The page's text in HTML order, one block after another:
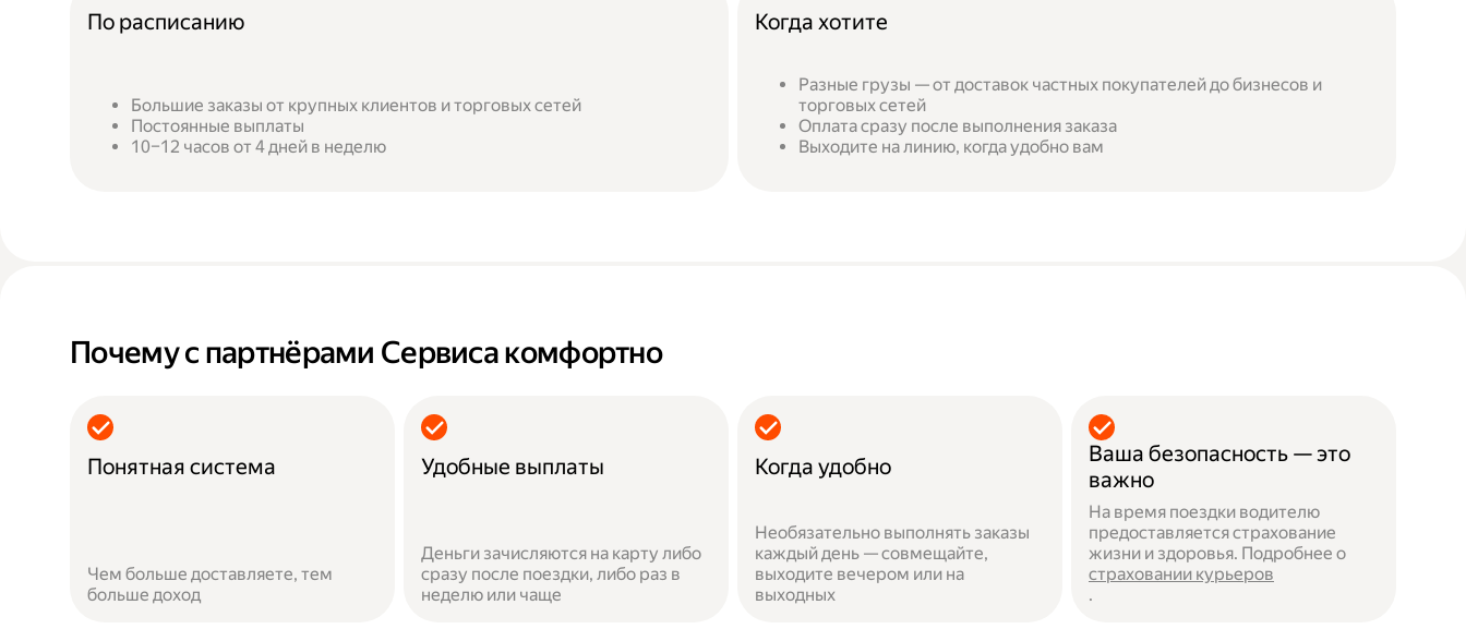
По расписанию
Большие заказы от крупных клиентов и торговых сетей
Постоянные выплаты
10–12 часов от 4 дней в неделю
Когда хотите
Разные грузы — от доставок частных покупателей до бизнесов и
торговых сетей
Оплата сразу после выполнения заказа
Выходите на линию, когда удобно вам
Почему с партнёрами Сервиса комфортно
Понятная система
Чем больше доставляете, тем
больше доход
Удобные выплаты
Деньги зачисляются на карту либо
сразу после поездки, либо раз в
неделю или чаще
Когда удобно
Необязательно выполнять заказы
каждый день — совмещайте,
выходите вечером или на
выходных
Ваша безопасность — это
важно
На время поездки водителю
предоставляется страхование
жизни и здоровья. Подробнее о
страховании курьеров
.